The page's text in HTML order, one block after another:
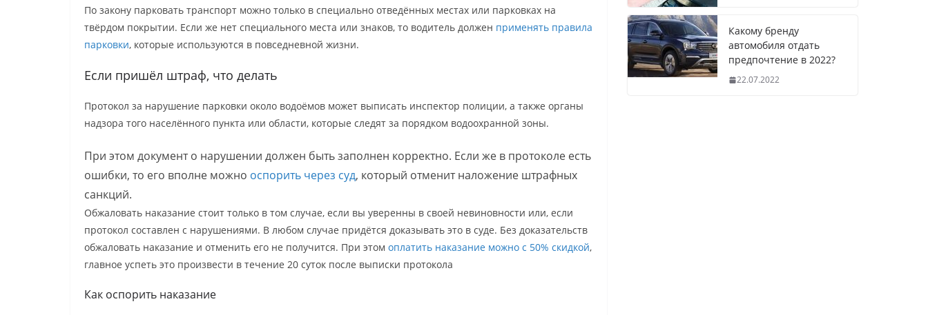
По закону парковать транспорт можно только в специально отведённых местах или парковках на
твёрдом покрытии. Если же нет специального места или знаков, то водитель должен применять правила
парковки, которые используются в повседневной жизни.
Если пришёл штраф, что делать
Протокол за нарушение парковки около водоёмов может выписать инспектор полиции, а также органы
надзора того населённого пункта или области, которые следят за порядком водоохранной зоны.
При этом документ о нарушении должен быть заполнен корректно. Если же в протоколе есть
ошибки, то его вполне можно оспорить через суд, который отменит наложение штрафных
санкций.
Обжаловать наказание стоит только в том случае, если вы уверенны в своей невиновности или, если
протокол составлен с нарушениями. В любом случае придётся доказывать это в суде. Без доказательств
обжаловать наказание и отменить его не получится. При этом оплатить наказание можно с 50% скидкой,
главное успеть это произвести в течение 20 суток после выписки протокола
Как оспорить наказание
Какому бренду
автомобиля отдать
предпочтение в 2022?
22.07.2022